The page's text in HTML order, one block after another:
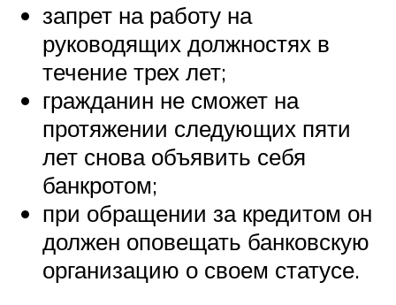
запрет на работу на
руководящих должностях в
течение трех лет;
гражданин не сможет на
протяжении следующих пяти
лет снова объявить себя
банкротом;
при обращении за кредитом он
должен оповещать банковскую
организацию о своем статусе.